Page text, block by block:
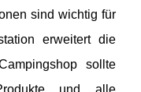
sind wichtig für
erweitert die
sollte
und alle